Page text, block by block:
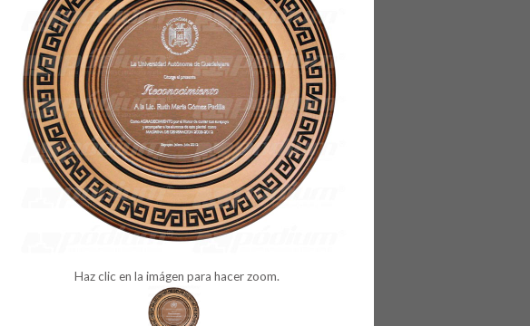
Haz clic en la imágen para hacer zoom.